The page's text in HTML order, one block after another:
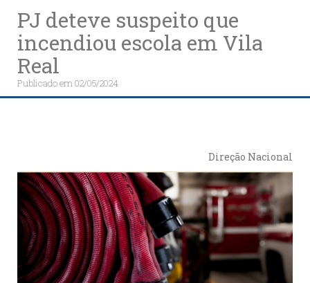
PJ deteve suspeito que
incendiou escola em Vila
Real
Publicado em02/05/2024
Direção Nacional